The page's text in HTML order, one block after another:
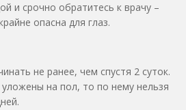
и срочно обратитесь к врачу –
опасна для глаз.
не ранее, чем спустя 2 суток.
на пол, то по нему нельзя